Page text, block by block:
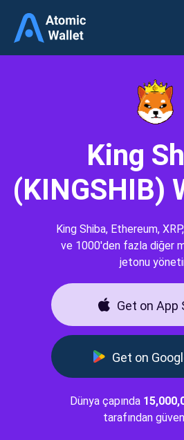
King
(KINGSHIB)
King Shiba, Ethereum,
ve 1000'den fazla diğer
jetonu
Get on App
Get on
Dünya çapında
tarafından